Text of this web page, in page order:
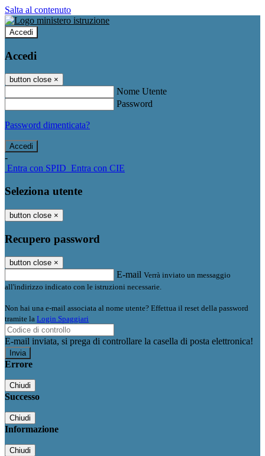
Salta al contenuto
Accedi
Accedi
button close ×
Nome Utente
Password
Password dimenticata?
-
Entra con SPID Entra con CIE
Seleziona utente
button close ×
Recupero password
button close ×
E-mail Verrà inviato un messaggio
all'indirizzo indicato con le istruzioni necessarie.
Non hai una e-mail associata al nome utente? Effettua il reset della password
tramite la Login Spaggiari
E-mail inviata, si prega di controllare la casella di posta elettronica!
Errore
Chiudi
Successo
Chiudi
Informazione
Chiudi